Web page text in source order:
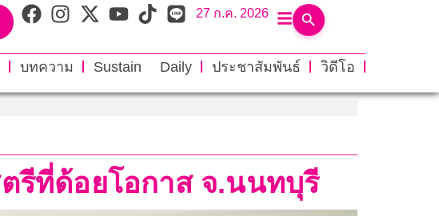
27 ก.ค. 2026
บทความ Sustain Daily ประชาสัมพันธ์
วิดีโอ
รีที่ด้อยโอกาส จ.นนทบุรี